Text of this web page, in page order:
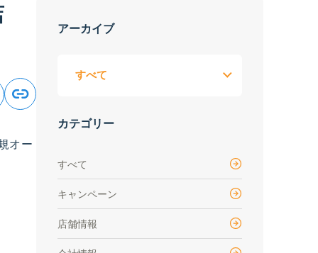
オー
アーカイブ
カテゴリー
すべて
キャンペーン
店舗情報